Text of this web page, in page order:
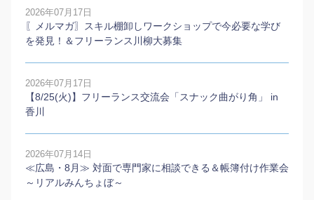
2026年07月17日
〖メルマガ〗スキル棚卸しワークショップで今必要な学び
を発見！＆フリーランス川柳大募集
2026年07月17日
【8/25(火)】フリーランス交流会「スナック曲がり角」 in
香川
2026年07月14日
≪広島・8月≫ 対面で専門家に相談できる＆帳簿付け作業会
～リアルみんちょぼ～